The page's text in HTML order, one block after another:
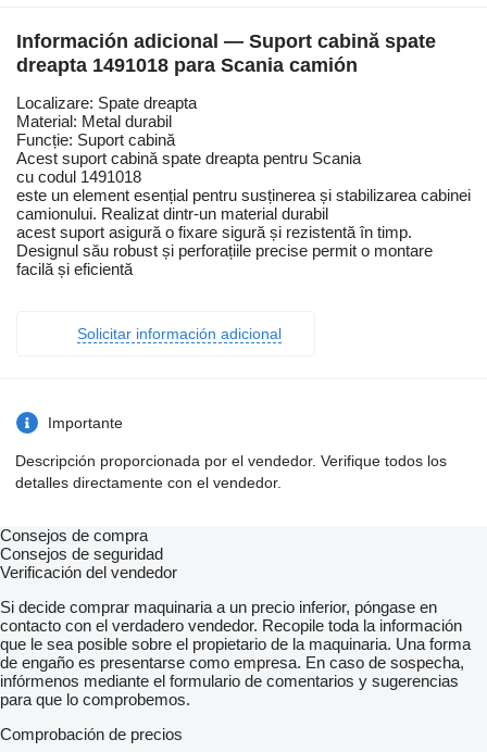
Información adicional — Suport cabină spate
dreapta 1491018 para Scania camión
Localizare: Spate dreapta
Material: Metal durabil
Funcție: Suport cabină
Acest suport cabină spate dreapta pentru Scania
cu codul 1491018
este un element esențial pentru susținerea și stabilizarea cabinei
camionului. Realizat dintr-un material durabil
acest suport asigură o fixare sigură și rezistentă în timp.
Designul său robust și perforațiile precise permit o montare
facilă și eficientă
Solicitar información adicional
Importante
Descripción proporcionada por el vendedor. Verifique todos los
detalles directamente con el vendedor.
Consejos de compra
Consejos de seguridad
Verificación del vendedor
Si decide comprar maquinaria a un precio inferior, póngase en
contacto con el verdadero vendedor. Recopile toda la información
que le sea posible sobre el propietario de la maquinaria. Una forma
de engaño es presentarse como empresa. En caso de sospecha,
infórmenos mediante el formulario de comentarios y sugerencias
para que lo comprobemos.
Comprobación de precios